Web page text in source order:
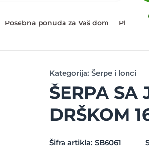
Posebna ponuda za Vaš dom Plažni
Kategorija: Šerpe i lonci
ŠERPA SA
DRŠKOM
Šifra artikla: SB6061